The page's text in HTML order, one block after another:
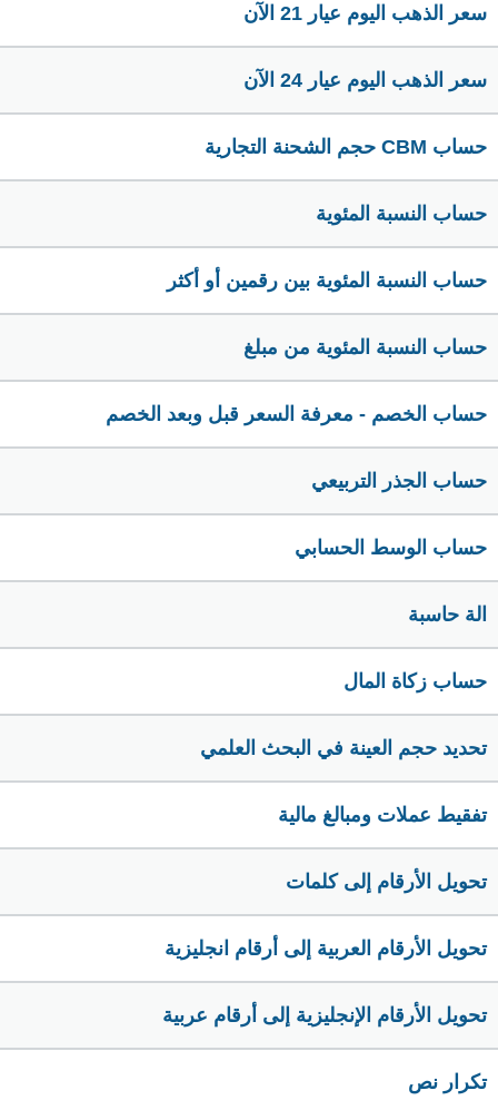
سعر الذهب اليوم عيار 21 الآن
سعر الذهب اليوم عيار 24 الآن
حساب CBM حجم الشحنة التجارية
حساب النسبة المئوية
حساب النسبة المئوية بين رقمين أو أكثر
حساب النسبة المئوية من مبلغ
حساب الخصم - معرفة السعر قبل وبعد الخصم
حساب الجذر التربيعي
حساب الوسط الحسابي
الة حاسبة
حساب زكاة المال
تحديد حجم العينة في البحث العلمي
تفقيط عملات ومبالغ مالية
تحويل الأرقام إلى كلمات
تحويل الأرقام العربية إلى أرقام انجليزية
تحويل الأرقام الإنجليزية إلى أرقام عربية
تكرار نص